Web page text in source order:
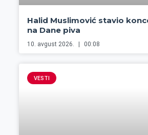
Halid Muslimović stavio
na Dane piva
10. avgust 2026. 00:08
VESTI